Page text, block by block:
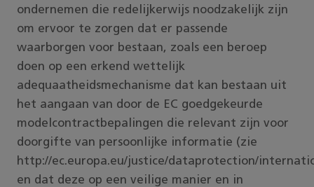
ondernemen die redelijkerwijs noodzakelijk zijn
om ervoor te zorgen dat er passende
waarborgen voor bestaan, zoals een beroep
doen op een erkend wettelijk
adequaatheidsmechanisme dat kan bestaan uit
het aangaan van door de EC goedgekeurde
modelcontractbepalingen die relevant zijn voor
doorgifte van persoonlijke informatie (zie
http://ec.europa.eu/justice/dataprotection/
en dat deze op een veilige manier en in